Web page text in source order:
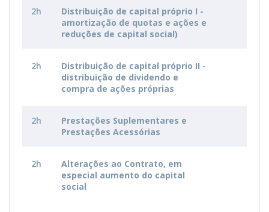
2h
Distribuição de capital próprio I -
amortização de quotas e ações e
reduções de capital social)
2h
Distribuição de capital próprio II -
distribuição de dividendo e
compra de ações próprias
2h
Prestações Suplementares e
Prestações Acessórias
2h
Alterações ao Contrato, em
especial aumento do capital
social